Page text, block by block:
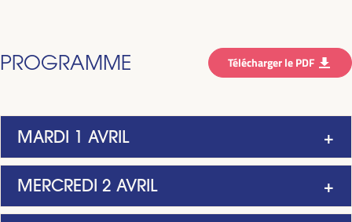
PROGRAMME Télécharger le PDF
MARDI 1 AVRIL
MERCREDI 2 AVRIL